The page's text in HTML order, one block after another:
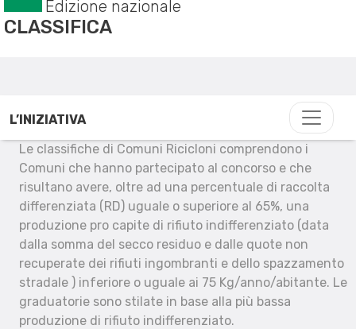
Edizione nazionale
CLASSIFICA
L’INIZIATIVA
Le classifiche di Comuni Ricicloni comprendono i
Comuni che hanno partecipato al concorso e che
risultano avere, oltre ad una percentuale di raccolta
differenziata (RD) uguale o superiore al 65%, una
produzione pro capite di rifiuto indifferenziato (data
dalla somma del secco residuo e dalle quote non
recuperate dei rifiuti ingombranti e dello spazzamento
stradale ) inferiore o uguale ai 75 Kg/anno/abitante. Le
graduatorie sono stilate in base alla più bassa
produzione di rifiuto indifferenziato.